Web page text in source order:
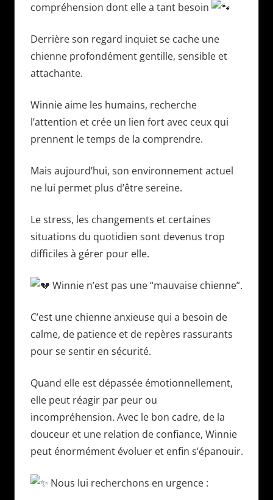
compréhension dont elle a tant besoin
Derrière son regard inquiet se cache une
chienne profondément gentille, sensible et
attachante.
Winnie aime les humains, recherche
l’attention et crée un lien fort avec ceux qui
prennent le temps de la comprendre.
Mais aujourd’hui, son environnement actuel
ne lui permet plus d’être sereine.
Le stress, les changements et certaines
situations du quotidien sont devenus trop
difficiles à gérer pour elle.
Winnie n’est pas une “mauvaise chienne”.
C’est une chienne anxieuse qui a besoin de
calme, de patience et de repères rassurants
pour se sentir en sécurité.
Quand elle est dépassée émotionnellement,
elle peut réagir par peur ou
incompréhension. Avec le bon cadre, de la
douceur et une relation de confiance, Winnie
peut énormément évoluer et enfin s’épanouir.
Nous lui recherchons en urgence :